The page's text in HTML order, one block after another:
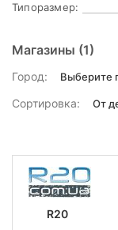
Типоразмер:
Магазины (1)
Город:
Сортировка:
R20